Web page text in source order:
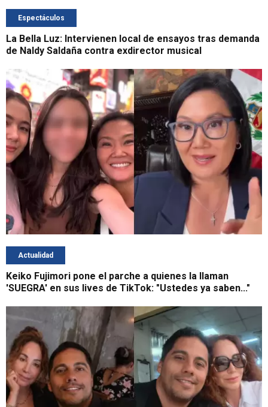
Espectáculos
La Bella Luz: Intervienen local de ensayos tras demanda
de Naldy Saldaña contra exdirector musical
Actualidad
Keiko Fujimori pone el parche a quienes la llaman
'SUEGRA' en sus lives de TikTok: "Ustedes ya saben..."